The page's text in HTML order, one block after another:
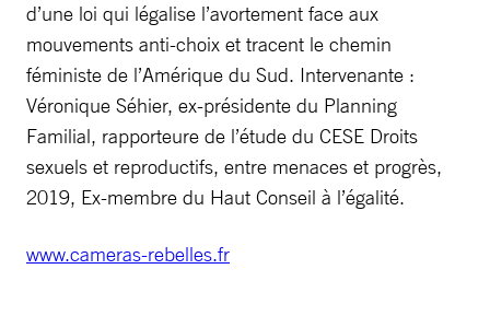
d’une loi qui légalise l’avortement face aux
mouvements anti-choix et tracent le chemin
féministe de l’Amérique du Sud. Intervenante :
Véronique Séhier, ex-présidente du Planning
Familial, rapporteure de l’étude du CESE Droits
sexuels et reproductifs, entre menaces et progrès,
2019, Ex-membre du Haut Conseil à l’égalité.
www.cameras-rebelles.fr